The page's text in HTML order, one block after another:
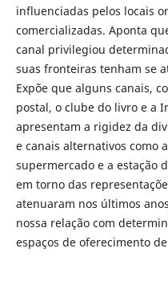
influenciadas pelos locais
comercializadas. Aponta
canal privilegiou
suas fronteiras tenham se
Expõe que alguns canais,
postal, o clube do livro e a
apresentam a rigidez da
e canais alternativos como
supermercado e a estação
em torno das
atenuaram nos últimos
nossa relação com
espaços de oferecimento